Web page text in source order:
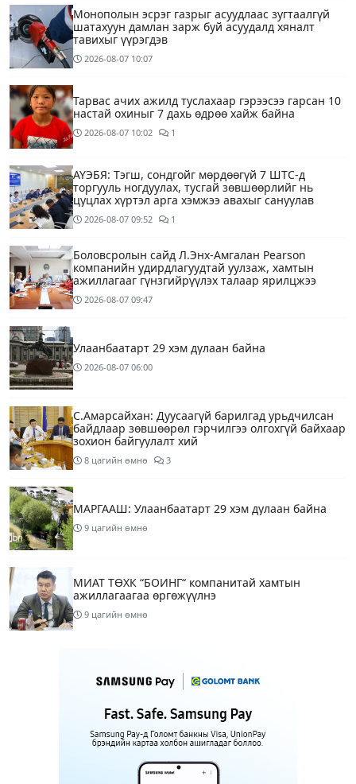
Монополын эсрэг газрыг асуудлаас зугтаалгүй
шатахуун дамлан зарж буй асуудалд хяналт
тавихыг үүрэгдэв
2026-08-07 10:07
Тарвас ачих ажилд туслахаар гэрээсээ гарсан 10
настай охиныг 7 дахь өдрөө хайж байна
2026-08-07 10:02 1
АҮЭБЯ: Тэгш, сондгойг мөрдөөгүй 7 ШТС-д
торгууль ногдуулах, тусгай зөвшөөрлийг нь
цуцлах хүртэл арга хэмжээ авахыг сануулав
2026-08-07 09:52 1
Боловсролын сайд Л.Энх-Амгалан Pearson
компанийн удирдлагуудтай уулзаж, хамтын
ажиллагааг гүнзгийрүүлэх талаар ярилцжээ
2026-08-07 09:47
Улаанбаатарт 29 хэм дулаан байна
2026-08-07 06:00
С.Амарсайхан: Дуусаагүй барилгад урьдчилсан
байдлаар зөвшөөрөл гэрчилгээ олгохгүй байхаар
зохион байгуулалт хий
8 цагийн өмнө 3
МАРГААШ: Улаанбаатарт 29 хэм дулаан байна
9 цагийн өмнө
МИАТ ТӨХК “БОИНГ“ компанитай хамтын
ажиллагаагаа өргөжүүлнэ
9 цагийн өмнө
зөөврийн саваар автобензин авч болно
Дуучин A Cool буюу Б.Анхбаяр Төв цэнгэлдэх
хүрээлэнгийн Үйл ажиллагаа, олон нийтийн
тоглолт хариуцсан захирлаар томилогджээ